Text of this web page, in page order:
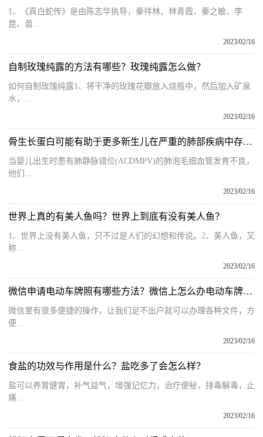
1、《真白蛇传》是由陈志华执导，秦祥林、林青霞、秦之敏、李
昆、苗...
2023/02/16
自制玫瑰纯露的方法有哪些？玫瑰纯露怎么做？
如何自制玫瑰纯露1、将干净的玫瑰花瓣放入烧瓶中，然后加入矿泉
水，...
2023/02/16
骨生长蛋白可能有助于更多新生儿在严重的肺部疾病中存活下来
当婴儿出生时患有肺静脉错位(ACDMPV)的肺泡毛细血管发育不良，
他们...
2023/02/16
世界上真的有美人鱼吗？世界上到底有没有美人鱼？
1、世界上没有美人鱼，只不过是人们的幻想和传说。2、美人鱼，又
称...
2023/02/16
微信申请电动车牌照有哪些方法？微信上怎么办电动车牌照？
微信里有很多便捷的操作，让我们足不出户就可以办理各种文件，方
便...
2023/02/16
食盐的功效与作用是什么？盐吃多了会怎么样？
盐可以养胃健胃，补气益气，增强记忆力，治疗便秘，排毒解毒，止
痛...
2023/02/16